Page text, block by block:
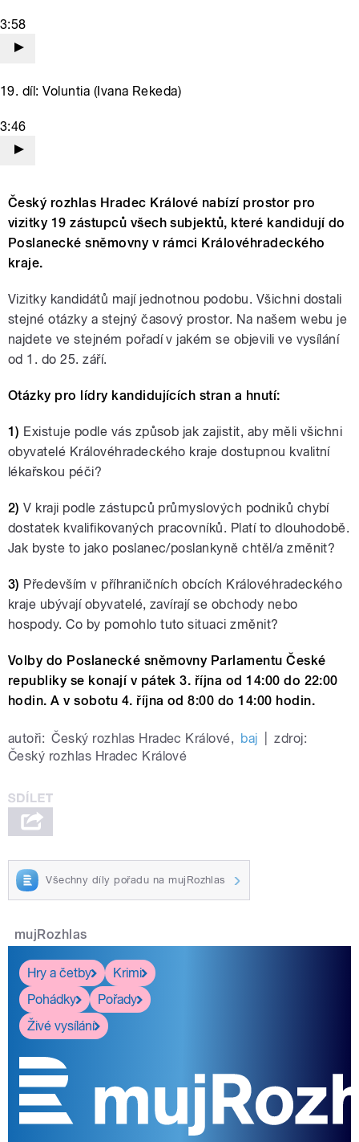
3:58
19. díl: Voluntia (Ivana Rekeda)
3:46
Český rozhlas Hradec Králové nabízí prostor pro
vizitky 19 zástupců všech subjektů, které kandidují do
Poslanecké sněmovny v rámci Královéhradeckého
kraje.
Vizitky kandidátů mají jednotnou podobu. Všichni dostali
stejné otázky a stejný časový prostor. Na našem webu je
najdete ve stejném pořadí v jakém se objevili ve vysílání
od 1. do 25. září.
Otázky pro lídry kandidujících stran a hnutí:
1) Existuje podle vás způsob jak zajistit, aby měli všichni
obyvatelé Královéhradeckého kraje dostupnou kvalitní
lékařskou péči?
2) V kraji podle zástupců průmyslových podniků chybí
dostatek kvalifikovaných pracovníků. Platí to dlouhodobě.
Jak byste to jako poslanec/poslankyně chtěl/a změnit?
3) Především v příhraničních obcích Královéhradeckého
kraje ubývají obyvatelé, zavírají se obchody nebo
hospody. Co by pomohlo tuto situaci změnit?
Volby do Poslanecké sněmovny Parlamentu České
republiky se konají v pátek 3. října od 14:00 do 22:00
hodin. A v sobotu 4. října od 8:00 do 14:00 hodin.
autoři: Český rozhlas Hradec Králové, baj
zdroj:
Český rozhlas Hradec Králové
Všechny díly pořadu na mujRozhlas
mujRozhlas
Hry a četby
Krimi
Pohádky
Pořady
Živé vysílání